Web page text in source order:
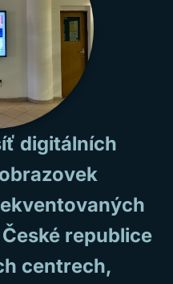
digitálních
republice
centrech,